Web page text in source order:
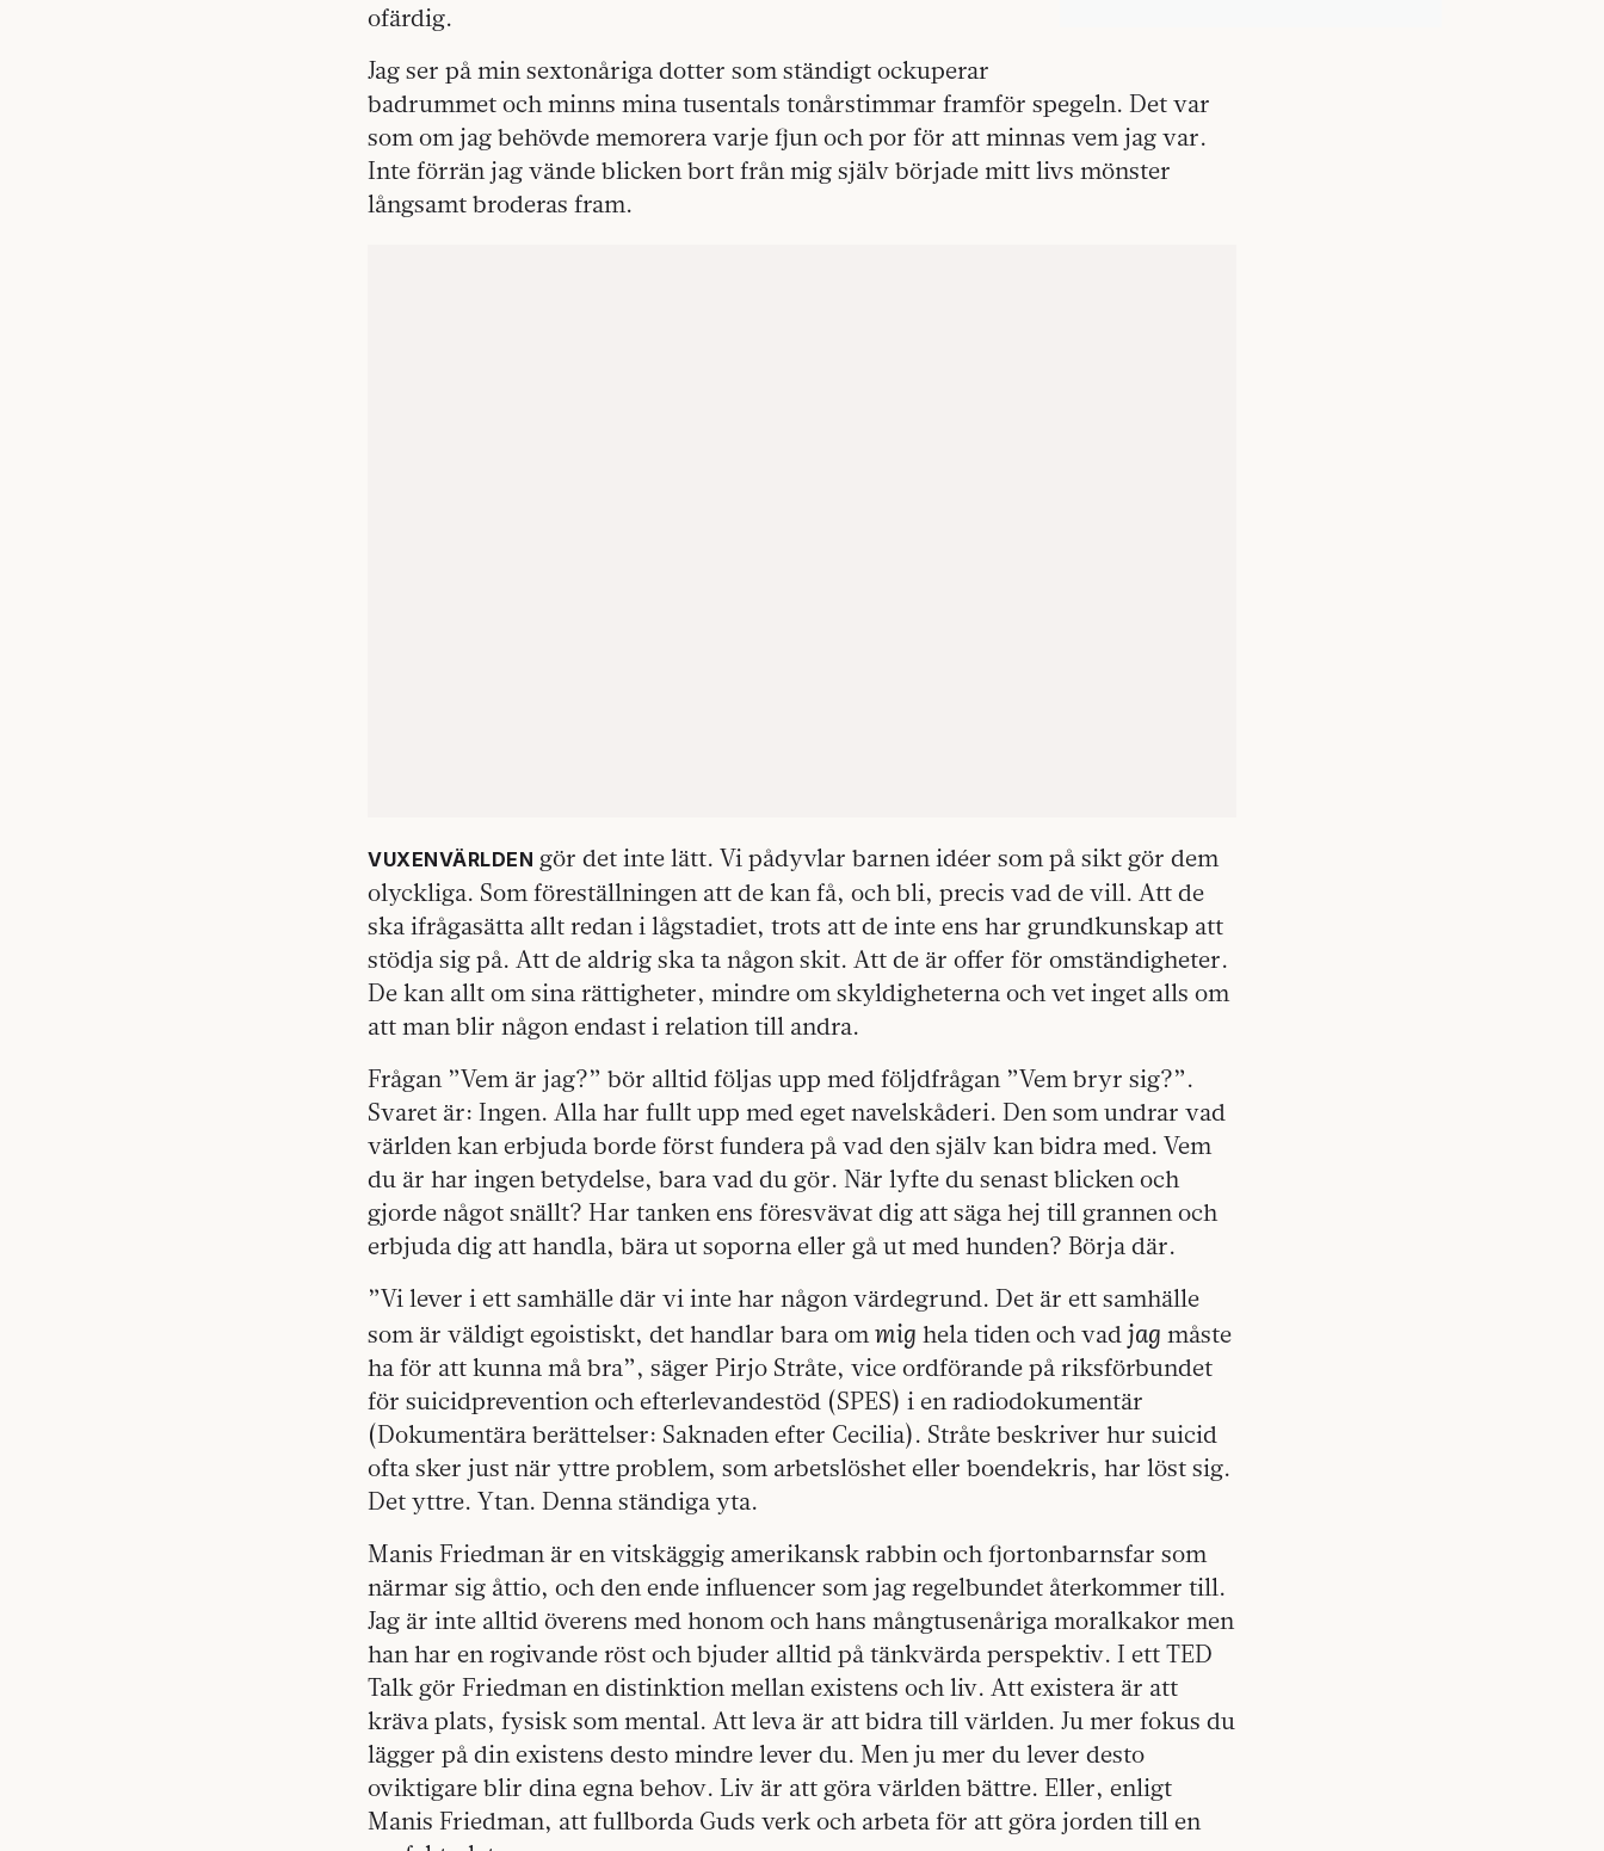
ofärdig.
Jag ser på min sextonåriga dotter som ständigt ockuperar
badrummet och minns mina tusentals tonårstimmar framför spegeln. Det var
som om jag behövde memorera varje fjun och por för att minnas vem jag var.
Inte förrän jag vände blicken bort från mig själv började mitt livs mönster
långsamt broderas fram.
VUXENVÄRLDEN gör det inte lätt. Vi pådyvlar barnen idéer som på sikt gör dem
olyckliga. Som föreställningen att de kan få, och bli, precis vad de vill. Att de
ska ifrågasätta allt redan i lågstadiet, trots att de inte ens har grundkunskap att
stödja sig på. Att de aldrig ska ta någon skit. Att de är offer för omständigheter.
De kan allt om sina rättigheter, mindre om skyldigheterna och vet inget alls om
att man blir någon endast i relation till andra.
Frågan ”Vem är jag?” bör alltid följas upp med följdfrågan ”Vem bryr sig?”.
Svaret är: Ingen. Alla har fullt upp med eget navelskåderi. Den som undrar vad
världen kan erbjuda borde först fundera på vad den själv kan bidra med. Vem
du är har ingen betydelse, bara vad du gör. När lyfte du senast blicken och
gjorde något snällt? Har tanken ens föresvävat dig att säga hej till grannen och
erbjuda dig att handla, bära ut soporna eller gå ut med hunden? Börja där.
”Vi lever i ett samhälle där vi inte har någon värdegrund. Det är ett samhälle
som är väldigt egoistiskt, det handlar bara om mig hela tiden och vad jag måste
ha för att kunna må bra”, säger Pirjo Stråte, vice ordförande på riksförbundet
för suicidprevention och efterlevandestöd (SPES) i en radiodokumentär
(Dokumentära berättelser: Saknaden efter Cecilia). Stråte beskriver hur suicid
ofta sker just när yttre problem, som arbetslöshet eller boendekris, har löst sig.
Det yttre. Ytan. Denna ständiga yta.
Manis Friedman är en vitskäggig amerikansk rabbin och fjortonbarnsfar som
närmar sig åttio, och den ende influencer som jag regelbundet återkommer till.
Jag är inte alltid överens med honom och hans mångtusenåriga moralkakor men
han har en rogivande röst och bjuder alltid på tänkvärda perspektiv. I ett TED
Talk gör Friedman en distinktion mellan existens och liv. Att existera är att
kräva plats, fysisk som mental. Att leva är att bidra till världen. Ju mer fokus du
lägger på din existens desto mindre lever du. Men ju mer du lever desto
oviktigare blir dina egna behov. Liv är att göra världen bättre. Eller, enligt
Manis Friedman, att fullborda Guds verk och arbeta för att göra jorden till en